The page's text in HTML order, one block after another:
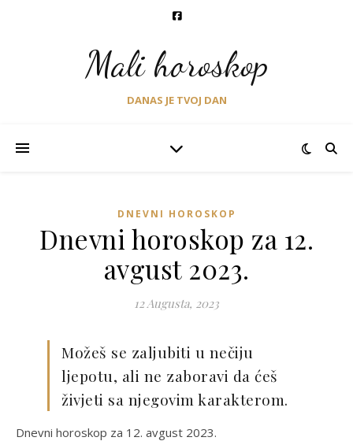
Mali horoskop
DANAS JE TVOJ DAN
DNEVNI HOROSKOP
Dnevni horoskop za 12.
avgust 2023.
12 Augusta, 2023
Možeš se zaljubiti u nečiju
ljepotu, ali ne zaboravi da ćeš
živjeti sa njegovim karakterom.
Dnevni horoskop za 12. avgust 2023.